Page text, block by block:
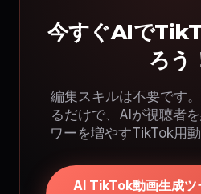
今すぐAIで
ろう
編集スキルは不要です
るだけで、AIが視聴者
ワーを増やすTikTok用
AI TikTok動画生成ツ